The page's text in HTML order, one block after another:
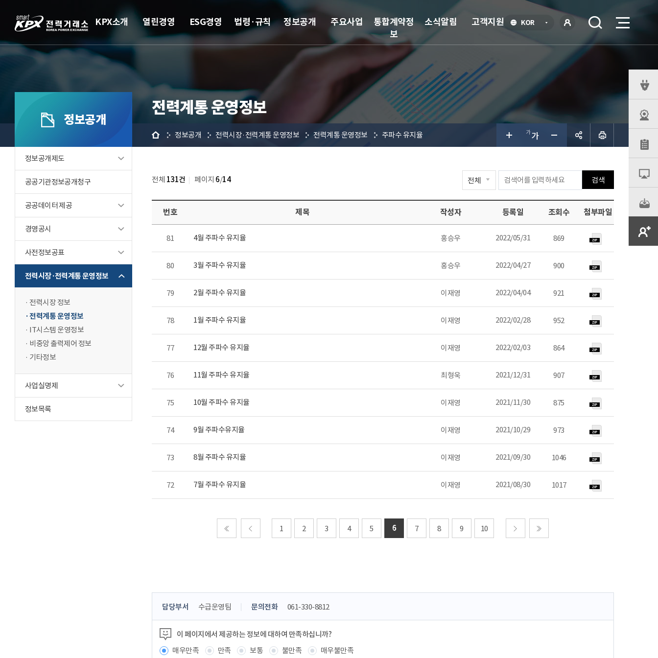
KOR언
그인
KPX소개 열린경영 ESG경영 법령·규칙 정보공개 주요사업
통합계약정
보
소식알림 고객지원
정보공개
정보공개제도
공공기관정보공개청구
공공데이터 제공
경영공시
사전정보공표
전력시장·전력계통 운영정보
전력시장 정보
전력계통 운영정보
IT시스템 운영정보
비중앙 출력제어 정보
기타정보
사업실명제
정보목록
전력계통 운영정보
홈 정보공개 전력시장·전력계통 운영정보 전력계통 운영정보 주파수 유지율
검색
전체 131건 페이지 6/14
번호 제목 작성자 등록일 조회수 첨부파일
81 4월 주파수 유지율 홍승우 2022/05/31 869
80 3월 주파수 유지율 홍승우 2022/04/27 900
79 2월 주파수 유지율 이재영 2022/04/04 921
78 1월 주파수 유지율 이재영 2022/02/28 952
77 12월 주파수 유지율 이재영 2022/02/03 864
76 11월 주파수 유지율 최형욱 2021/12/31 907
75 10월 주파수 유지율 이재영 2021/11/30 875
74 9월 주파수유지율 이재영 2021/10/29 973
73 8월 주파수 유지율 이재영 2021/09/30 1046
72 7월 주파수 유지율 이재영 2021/08/30 1017
1 2 3 4 5 6 7 8 9
10
콘
츠
정
보
담당부서 수급운영팀 문의전화 061-330-8812
이 페이지에서 제공하는 정보에 대하여 만족하십니까?
매우만족
만족 보통 불만족 매우불만족
뉴